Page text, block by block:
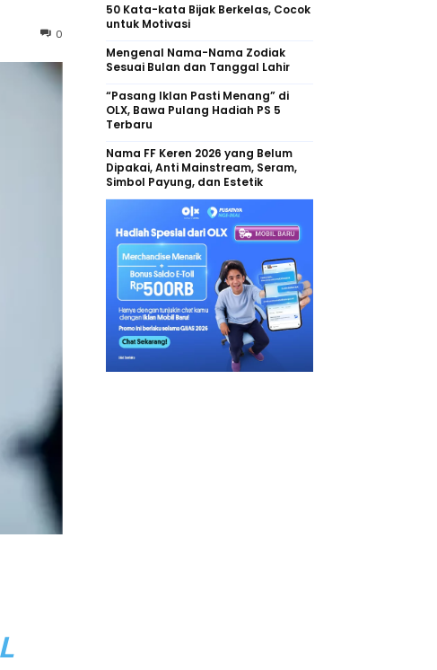
0
50 Kata-kata Bijak Berkelas, Cocok
untuk Motivasi
Mengenal Nama-Nama Zodiak
Sesuai Bulan dan Tanggal Lahir
“Pasang Iklan Pasti Menang” di
OLX, Bawa Pulang Hadiah PS 5
Terbaru
Nama FF Keren 2026 yang Belum
Dipakai, Anti Mainstream, Seram,
Simbol Payung, dan Estetik